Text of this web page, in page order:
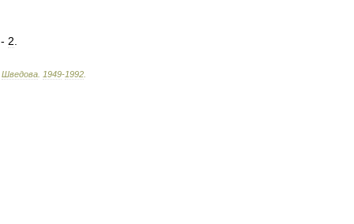
- 2
Шведова 1949-1992